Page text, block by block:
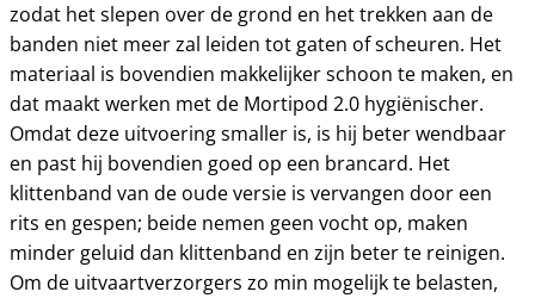
zodat het slepen over de grond en het trekken aan de
banden niet meer zal leiden tot gaten of scheuren. Het
materiaal is bovendien makkelijker schoon te maken, en
dat maakt werken met de Mortipod 2.0 hygiënischer.
Omdat deze uitvoering smaller is, is hij beter wendbaar
en past hij bovendien goed op een brancard. Het
klittenband van de oude versie is vervangen door een
rits en gespen; beide nemen geen vocht op, maken
minder geluid dan klittenband en zijn beter te reinigen.
Om de uitvaartverzorgers zo min mogelijk te belasten,